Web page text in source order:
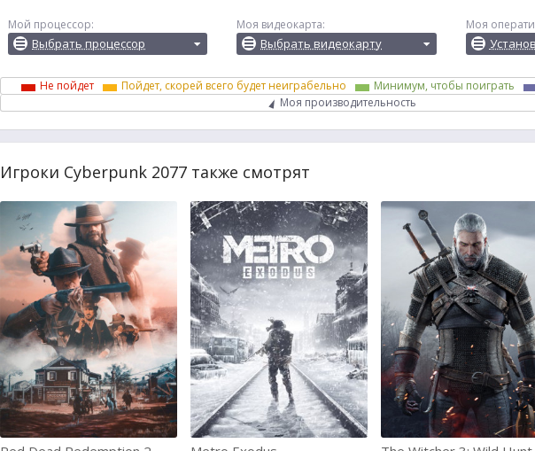
Мой процессор:
Выбрать процессор
Моя видеокарта:
Выбрать видеокарту
Моя
Не пойдет Пойдет, скорей всего будет неиграбельно Минимум, чтобы поиграть
Моя производительность
Игроки Cyberpunk 2077 также смотрят